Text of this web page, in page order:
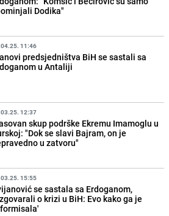
Dodika"
11:46
predsjedništva BiH se sastali sa
u Antaliji
12:37
skup podrške Ekremu Imamoglu u
"Dok se slavi Bajram, on je
u zatvoru"
15:55
se sastala sa Erdoganom,
o krizi u BiH: Evo kako ga je